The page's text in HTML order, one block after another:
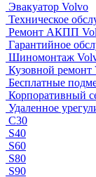
Эвакуатор Volvo
Техническое
Ремонт АКПП
Гарантийное
Шиномонтаж
Кузовной ремонт
Бесплатные
Корпоративный
Удаленное
C30
S40
S60
S80
S90